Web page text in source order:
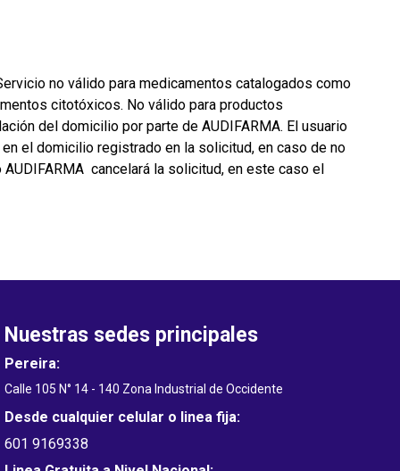
no válido para medicamentos catalogados como
citotóxicos. No válido para productos
del domicilio por parte de AUDIFARMA. El usuario
el domicilio registrado en la solicitud, en caso de no
cancelará la solicitud, en este caso el
Nuestras sedes principales
Pereira:
Calle 105 N° 14 - 140 Zona Industrial de Occidente
Desde cualquier celular o linea fija:
601 9169338